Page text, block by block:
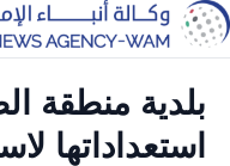
بلدية منطقة
استعداداتها